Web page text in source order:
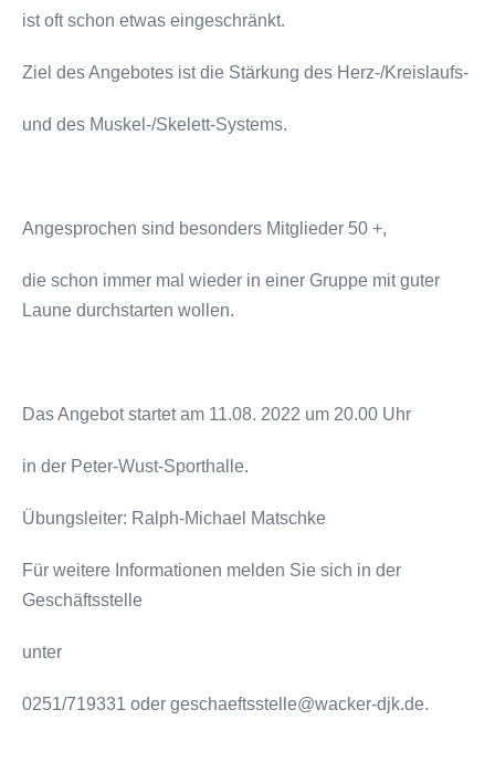
ist oft schon etwas eingeschränkt.
Ziel des Angebotes ist die Stärkung des Herz-/Kreislaufs-
und des Muskel-/Skelett-Systems.
Angesprochen sind besonders Mitglieder 50 +,
die schon immer mal wieder in einer Gruppe mit guter
Laune durchstarten wollen.
Das Angebot startet am 11.08. 2022 um 20.00 Uhr
in der Peter-Wust-Sporthalle.
Übungsleiter: Ralph-Michael Matschke
Für weitere Informationen melden Sie sich in der
Geschäftsstelle
unter
0251/719331 oder geschaeftsstelle@wacker-djk.de.